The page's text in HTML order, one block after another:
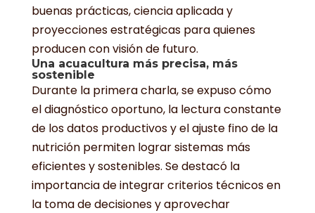
buenas prácticas, ciencia aplicada y
proyecciones estratégicas para quienes
producen con visión de futuro.
Una acuacultura más precisa, más
sostenible
Durante la primera charla, se expuso cómo
el diagnóstico oportuno, la lectura constante
de los datos productivos y el ajuste fino de la
nutrición permiten lograr sistemas más
eficientes y sostenibles. Se destacó la
importancia de integrar criterios técnicos en
la toma de decisiones y aprovechar